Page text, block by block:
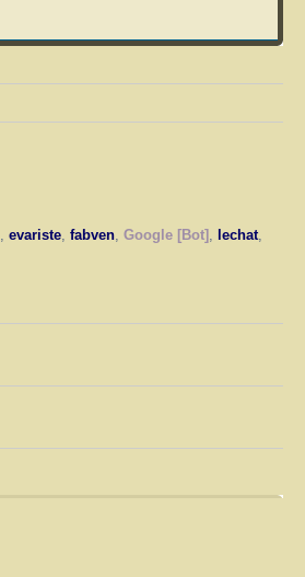
, evariste, fabven, Google [Bot] , lechat,